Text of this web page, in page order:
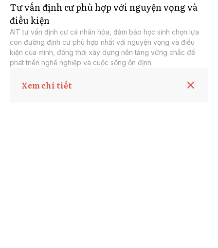
Tư vấn lộ trình sự nghiệp chuyên sâu
Tư vấn định cư phù hợp với nguyện vọng và
điều kiện
AIT tư vấn định cư cá nhân hóa, đảm bảo học sinh chọn lựa
con đường định cư phù hợp nhất với nguyện vọng và điều
kiện của mình, đồng thời xây dựng nền tảng vững chắc để
phát triển nghề nghiệp và cuộc sống ổn định.
Xem chi tiết